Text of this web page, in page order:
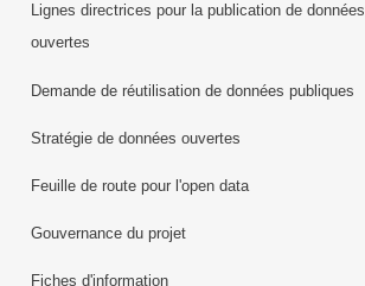
Lignes directrices pour la publication de données
ouvertes
Demande de réutilisation de données publiques
Stratégie de données ouvertes
Feuille de route pour l'open data
Gouvernance du projet
Fiches d'information